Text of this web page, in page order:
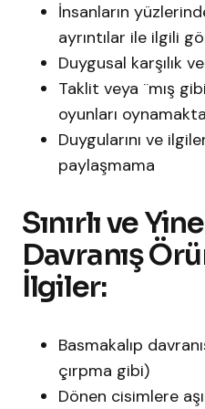
İnsanların
ayrıntılar ile ilgili
Duygusal karşılık
Taklit veya ¨mış
oyunları
Duygularını ve
paylaşmama
Sınırlı ve
Davranış
İlgiler:
Basmakalıp
çırpma gibi)
Dönen cisimlere